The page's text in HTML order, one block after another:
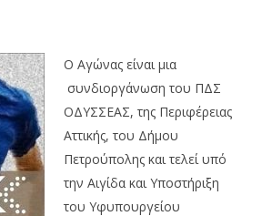
Ο Aγώνας είναι μια
συνδιοργάνωση του ΠΔΣ
ΟΔΥΣΣΕΑΣ, της Περιφέρειας
Αττικής, του Δήμου
Πετρούπολης και τελεί υπό
την Αιγίδα και Υποστήριξη
του Υφυπουργείου